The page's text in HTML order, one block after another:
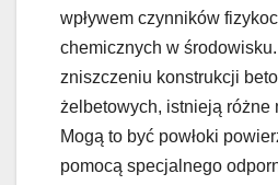
wpływem czynników
chemicznych w
zniszczeniu konstrukcji
żelbetowych, istnieją różne
Mogą to być powłoki
pomocą specjalnego